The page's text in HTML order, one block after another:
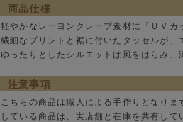
商品仕様
軽やかなレーヨンクレープ素材に「ＵＶカ
繊細なプリントと裾に付いたタッセルが、
ゆったりとしたシルエットは風をはらみ、
注意事項
こちらの商品は職人による手作りとなり
している商品は、実店舗と在庫を共有し